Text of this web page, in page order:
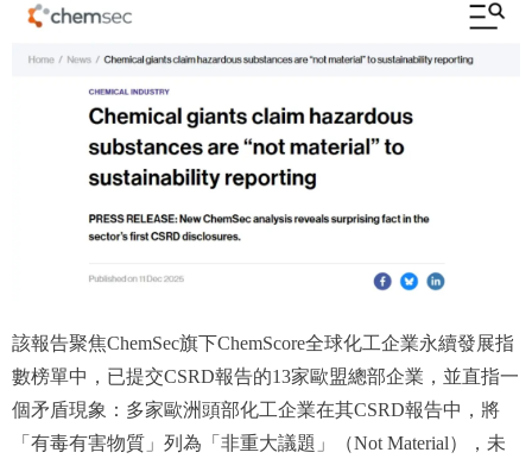
該報告聚焦ChemSec旗下ChemScore全球化工企業永續發展指
數榜單中，已提交CSRD報告的13家歐盟總部企業，並直指一
個矛盾現象：多家歐洲頭部化工企業在其CSRD報告中，將
「有毒有害物質」列為「非重大議題」（Not Material），未